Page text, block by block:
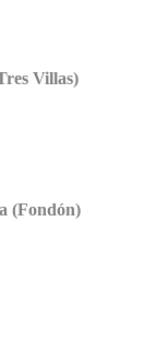
Villas)
(Fondón)